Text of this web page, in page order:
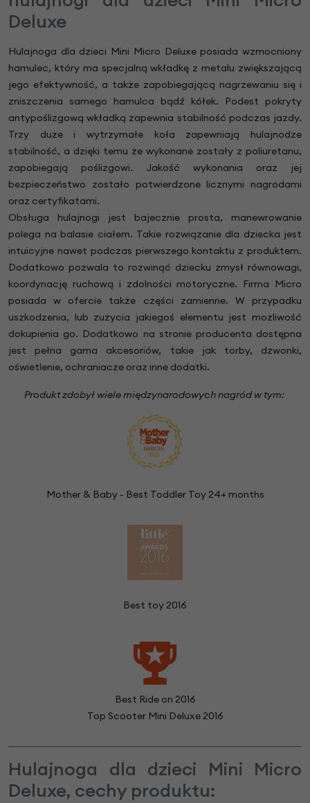
Deluxe
Hulajnoga dla dzieci Mini Micro Deluxe posiada wzmocniony
hamulec, który ma specjalną wkładkę z metalu zwiększającą
jego efektywność, a także zapobiegającą nagrzewaniu się i
zniszczenia samego hamulca bądź kółek. Podest pokryty
antypoślizgową wkładką zapewnia stabilność podczas jazdy.
Trzy duże i wytrzymałe koła zapewniają hulajnodze
stabilność, a dzięki temu że wykonane zostały z poliuretanu,
zapobiegają poślizgowi. Jakość wykonania oraz jej
bezpieczeństwo zostało potwierdzone licznymi nagrodami
oraz certyfikatami.
Obsługa hulajnogi jest bajecznie prosta, manewrowanie
polega na balasie ciałem. Takie rozwiązanie dla dziecka jest
intuicyjne nawet podczas pierwszego kontaktu z produktem.
Dodatkowo pozwala to rozwinąć dziecku zmysł równowagi,
koordynację ruchową i zdolności motoryczne. Firma Micro
posiada w ofercie także części zamienne. W przypadku
uszkodzenia, lub zużycia jakiegoś elementu jest możliwość
dokupienia go. Dodatkowo na stronie producenta dostępna
jest pełna gama akcesoriów, takie jak torby, dzwonki,
oświetlenie, ochraniacze oraz inne dodatki.
Produkt zdobył wiele międzynarodowych nagród w tym:
Mother & Baby - Best Toddler Toy 24+ months
Best toy 2016
Best Ride on 2016
Top Scooter Mini Deluxe 2016
Hulajnoga dla dzieci Mini Micro
Deluxe, cechy produktu: